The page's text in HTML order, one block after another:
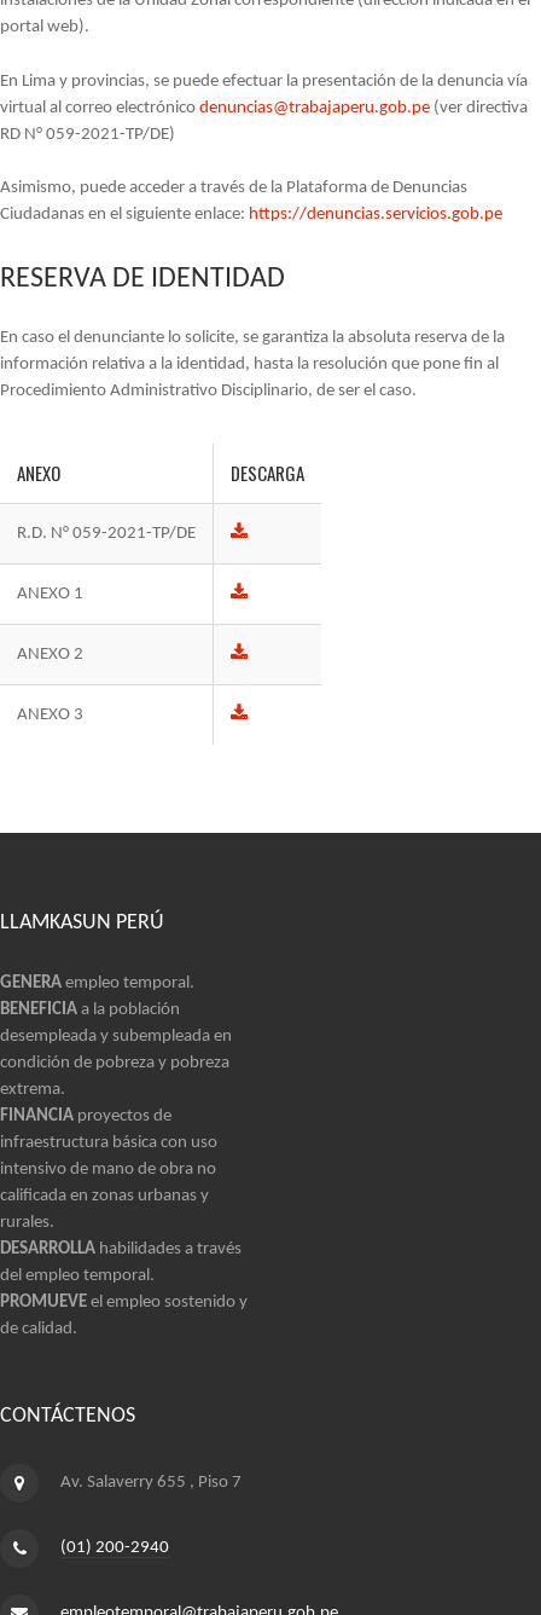
portal web).
En Lima y provincias, se puede efectuar la presentación de la denuncia vía
virtual al correo electrónico denuncias@trabajaperu.gob.pe (ver directiva
RD N° 059-2021-TP/DE)
Asimismo, puede acceder a través de la Plataforma de Denuncias
Ciudadanas en el siguiente enlace: https://denuncias.servicios.gob.pe
RESERVA DE IDENTIDAD
En caso el denunciante lo solicite, se garantiza la absoluta reserva de la
información relativa a la identidad, hasta la resolución que pone fin al
Procedimiento Administrativo Disciplinario, de ser el caso.
ANEXO DESCARGA
R.D. N° 059-2021-TP/DE
ANEXO 1
ANEXO 2
ANEXO 3
LLAMKASUN PERÚ
GENERA empleo temporal.
BENEFICIA a la población
desempleada y subempleada en
condición de pobreza y pobreza
extrema.
FINANCIA proyectos de
infraestructura básica con uso
intensivo de mano de obra no
calificada en zonas urbanas y
rurales.
DESARROLLA habilidades a través
del empleo temporal.
PROMUEVE el empleo sostenido y
de calidad.
CONTÁCTENOS
Av. Salaverry 655 , Piso 7
(01) 200-2940